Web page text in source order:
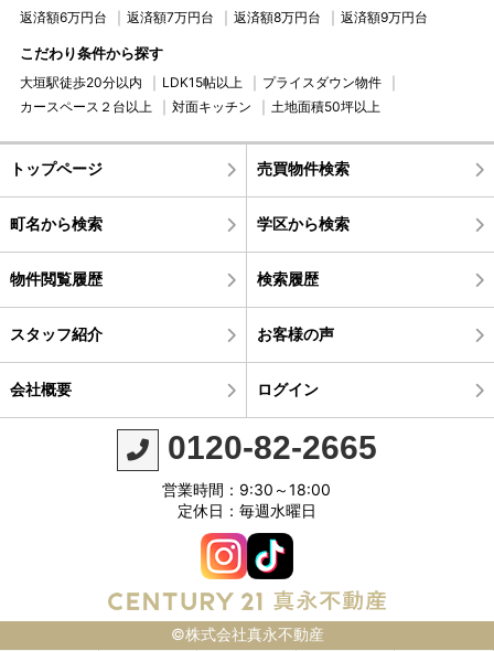
返済額6万円台 返済額7万円台 返済額8万円台 返済額9万円台
こだわり条件から探す
大垣駅徒歩20分以内 LDK15帖以上
プライスダウン物件
カースペース２台以上
対面キッチン 土地面積50坪以上
トップページ 売買物件検索
町名から検索 学区から検索
物件閲覧履歴 検索履歴
スタッフ紹介 お客様の声
会社概要 ログイン
0120-82-2665
営業時間：9:30～18:00
定休日：毎週水曜日
©株式会社真永不動産